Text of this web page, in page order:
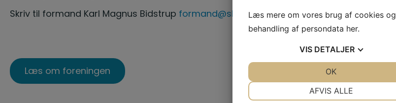
Skriv til formand Karl Magnus Bidstrup formand@skaarup-if.dk
Læs om foreningen
Læs mere om vores brug af cookies og
behandling af persondata her.
VIS DETALJER
AFVIS ALLE
OK